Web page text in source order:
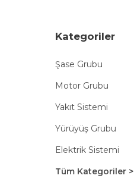
Kategoriler
Şase Grubu
Motor Grubu
Yakıt Sistemi
Yürüyüş Grubu
Elektrik Sistemi
Tüm Kategoriler >